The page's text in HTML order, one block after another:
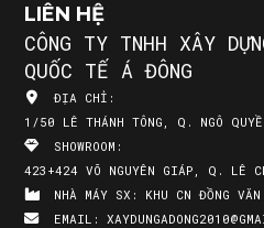
LIÊN HỆ
CÔNG TY TNHH XÂY
QUỐC TẾ Á ĐÔNG
ĐỊA CHỈ:
1/50 LÊ THÁNH TÔNG, Q. NGÔ
SHOWROOM:
423+424 VÕ NGUYÊN GIÁP, Q. LÊ
NHÀ MÁY SX: KHU CN ĐỒNG
EMAIL: